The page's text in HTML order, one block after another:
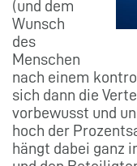
(und dem
Wunsch
des
Menschen
nach einem
sich dann die
vorbewusst und
hoch der
hängt dabei ganz